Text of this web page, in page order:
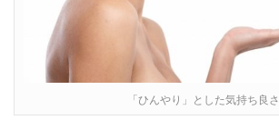
「ひんやり」とした気持ち良さ